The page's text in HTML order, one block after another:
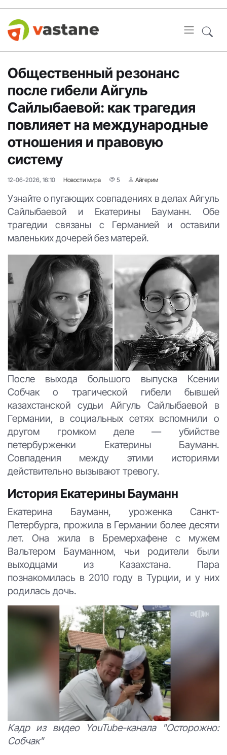
Общественный резонанс
после гибели Айгуль
Сайлыбаевой: как трагедия
повлияет на международные
отношения и правовую
систему
12-06-2026, 16:10 Новости мира 5 Айгерим
Узнайте о пугающих совпадениях в делах Айгуль
Сайлыбаевой и Екатерины Бауманн. Обе
трагедии связаны с Германией и оставили
маленьких дочерей без матерей.
После выхода большого выпуска Ксении
Собчак о трагической гибели бывшей
казахстанской судьи Айгуль Сайлыбаевой в
Германии, в социальных сетях вспомнили о
другом громком деле — убийстве
петербурженки Екатерины Бауманн.
Совпадения между этими историями
действительно вызывают тревогу.
История Екатерины Бауманн
Екатерина Бауманн, уроженка Санкт-
Петербурга, прожила в Германии более десяти
лет. Она жила в Бремерхафене с мужем
Вальтером Бауманном, чьи родители были
выходцами из Казахстана. Пара
познакомилась в 2010 году в Турции, и у них
родилась дочь.
Кадр из видео YouTube-канала "Осторожно:
Собчак"